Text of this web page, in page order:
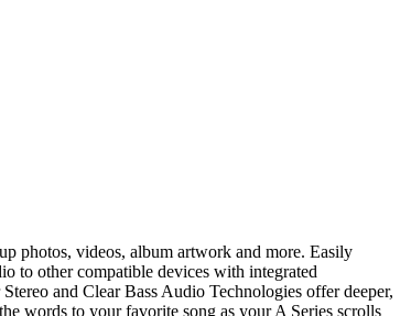
photos, videos, album artwork and more. Easily
to other compatible devices with integrated
and Clear Bass Audio Technologies offer deeper,
words to your favorite song as your A Series scrolls